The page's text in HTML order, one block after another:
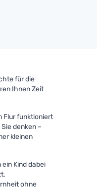
für die
Ihnen Zeit
Flur funktioniert
denken –
kleinen
ein Kind dabei
ohne